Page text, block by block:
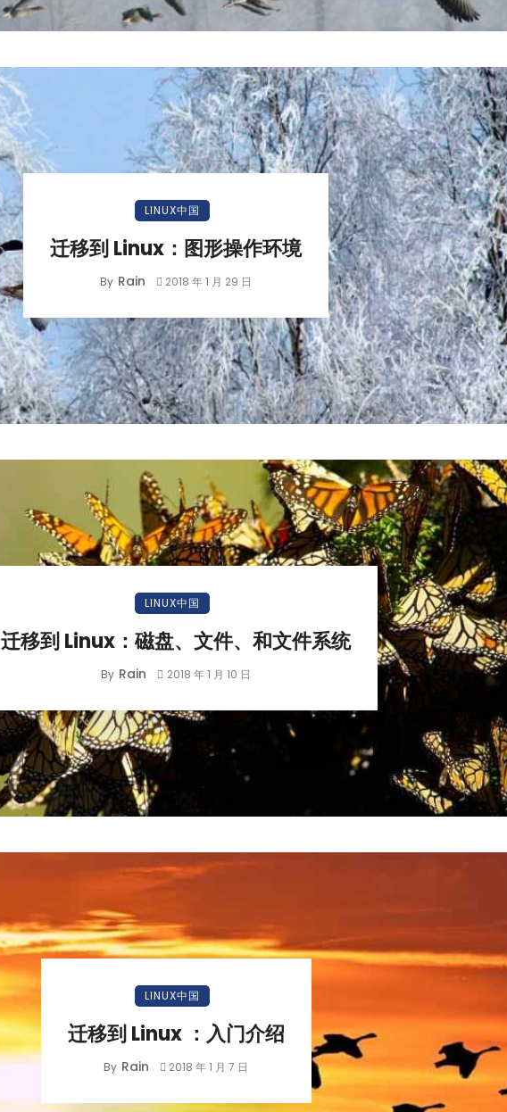
LINUX中国
迁移到 Linux：图形操作环境
By Rain 2018 年 1 月 29 日
LINUX中国
迁移到 Linux：磁盘、文件、和文件系统
By Rain 2018 年 1 月 10 日
LINUX中国
迁移到 Linux ：入门介绍
By Rain 2018 年 1 月 7 日